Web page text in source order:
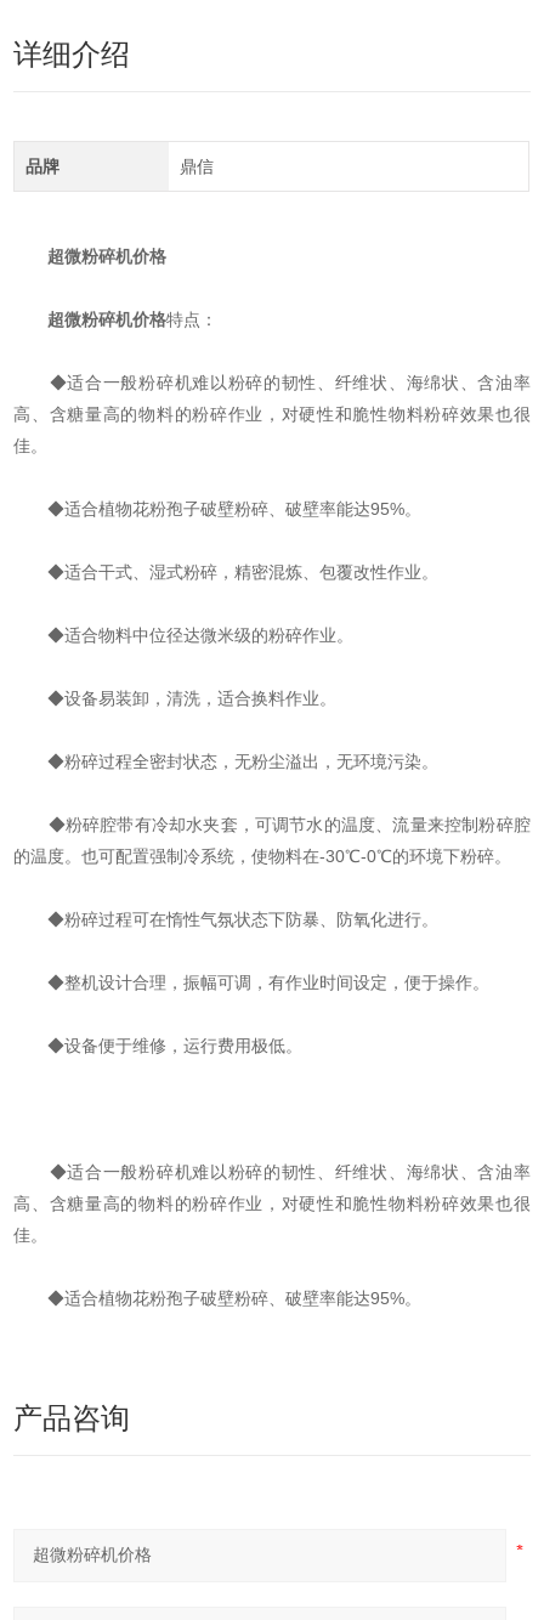
详细介绍
品牌 鼎信
超微粉碎机价格
超微粉碎机价格特点：
◆适合一般粉碎机难以粉碎的韧性、纤维状、海绵状、含油率
高、含糖量高的物料的粉碎作业，对硬性和脆性物料粉碎效果也很
佳。
◆适合植物花粉孢子破壁粉碎、破壁率能达95%。
◆适合干式、湿式粉碎，精密混炼、包覆改性作业。
◆适合物料中位径达微米级的粉碎作业。
◆设备易装卸，清洗，适合换料作业。
◆粉碎过程全密封状态，无粉尘溢出，无环境污染。
◆粉碎腔带有冷却水夹套，可调节水的温度、流量来控制粉碎腔
的温度。也可配置强制冷系统，使物料在-30℃-0℃的环境下粉碎。
◆粉碎过程可在惰性气氛状态下防暴、防氧化进行。
◆整机设计合理，振幅可调，有作业时间设定，便于操作。
◆设备便于维修，运行费用极低。
◆适合一般粉碎机难以粉碎的韧性、纤维状、海绵状、含油率
高、含糖量高的物料的粉碎作业，对硬性和脆性物料粉碎效果也很
佳。
◆适合植物花粉孢子破壁粉碎、破壁率能达95%。
产品咨询